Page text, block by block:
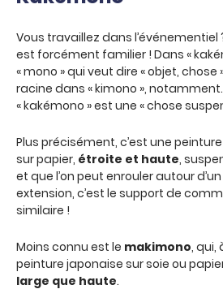
Vous travaillez dans l’événementiel
est forcément familier ! Dans «
« mono » qui veut dire « objet,
racine dans « kimono »,
« kakémono » est une « chose
Plus précisément, c’est une
sur papier, étroite et haute,
et que l’on peut enrouler autour
extension, c’est le support de
similaire !
Moins connu est le makimono, qui,
peinture japonaise sur soie ou
large que haute.